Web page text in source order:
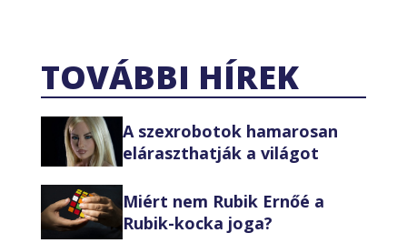
TOVÁBBI HÍREK
A szexrobotok hamarosan
eláraszthatják a világot
Miért nem Rubik Ernőé a
Rubik-kocka joga?